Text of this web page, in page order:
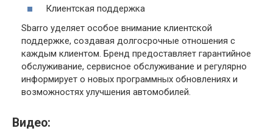
Клиентская поддержка
Sbarro уделяет особое внимание клиентской
поддержке, создавая долгосрочные отношения с
каждым клиентом. Бренд предоставляет гарантийное
обслуживание, сервисное обслуживание и регулярно
информирует о новых программных обновлениях и
возможностях улучшения автомобилей.
Видео: